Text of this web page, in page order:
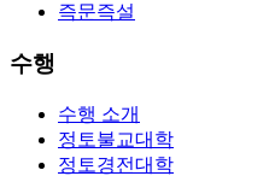
즉문즉설
수행
수행 소개
정토불교대학
정토경전대학